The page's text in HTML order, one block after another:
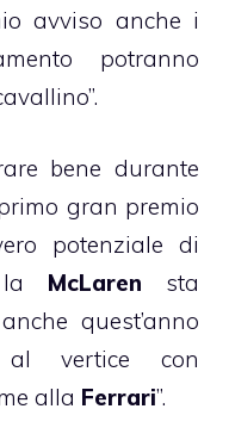
avviso anche i
potranno
bene durante
gran premio
potenziale di
la McLaren sta
quest’anno
al vertice con
alla Ferrari”.